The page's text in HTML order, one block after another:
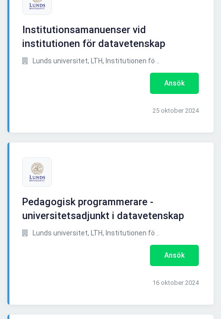
Institutionsamanuenser vid
institutionen för datavetenskap
Lunds universitet, LTH, Institutionen fö ..
Ansök
25 oktober 2024
Pedagogisk programmerare -
universitetsadjunkt i datavetenskap
Lunds universitet, LTH, Institutionen fö ..
Ansök
16 oktober 2024